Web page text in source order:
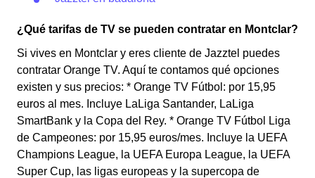
¿Qué tarifas de TV se pueden contratar en Montclar?
Si vives en Montclar y eres cliente de Jazztel puedes
contratar Orange TV. Aquí te contamos qué opciones
existen y sus precios: * Orange TV Fútbol: por 15,95
euros al mes. Incluye LaLiga Santander, LaLiga
SmartBank y la Copa del Rey. * Orange TV Fútbol Liga
de Campeones: por 15,95 euros/mes. Incluye la UEFA
Champions League, la UEFA Europa League, la UEFA
Super Cup, las ligas europeas y la supercopa de